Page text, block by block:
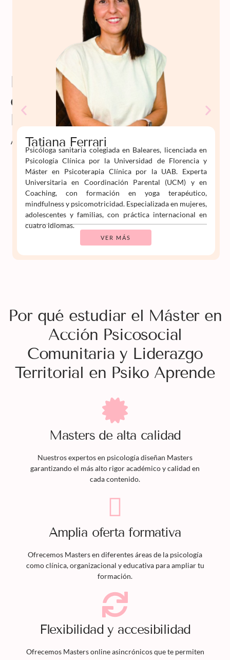
Profesorado
de
Psiko
Aprende
Tatiana Ferrari
Psicóloga sanitaria colegiada en Baleares, licenciada en
Psicología Clínica por la Universidad de Florencia y
Máster en Psicoterapia Clínica por la UAB. Experta
Universitaria en Coordinación Parental (UCM) y en
Coaching, con formación en yoga terapéutico,
mindfulness y psicomotricidad. Especializada en mujeres,
adolescentes y familias, con práctica internacional en
cuatro idiomas.
VER MÁS
Por qué estudiar el Máster en
Acción Psicosocial
Comunitaria y Liderazgo
Territorial en Psiko Aprende
Mastersde alta calidad
Nuestros expertos en psicología diseñan Masters
garantizando el más alto rigor académico y calidad en
cada contenido.
Amplia oferta formativa
Ofrecemos Mastersen diferentes áreas de la psicología
como clínica, organizacional y educativa para ampliar tu
formación.
Flexibilidad y accesibilidad
Ofrecemos Mastersonline asincrónicos que te permiten